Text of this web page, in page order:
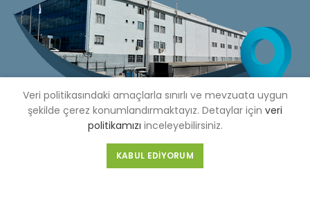
Veri politikasındaki amaçlarla sınırlı ve mevzuata uygun
şekilde çerez konumlandırmaktayız. Detaylar için veri
politikamızı inceleyebilirsiniz.
KABUL EDIYORUM